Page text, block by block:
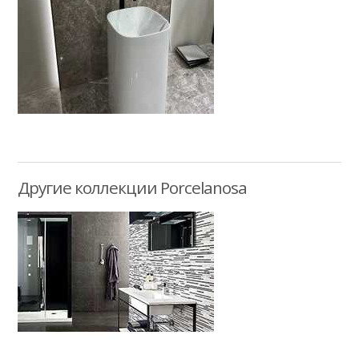
Другие коллекции Porcelanosa